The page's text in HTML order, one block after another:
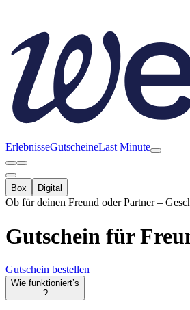
ErlebnisseGutscheineLast Minute
Box Digital
Ob für deinen Freund oder Partner –
Gutschein für
Gutschein bestellen
Wie funktioniert’s
?